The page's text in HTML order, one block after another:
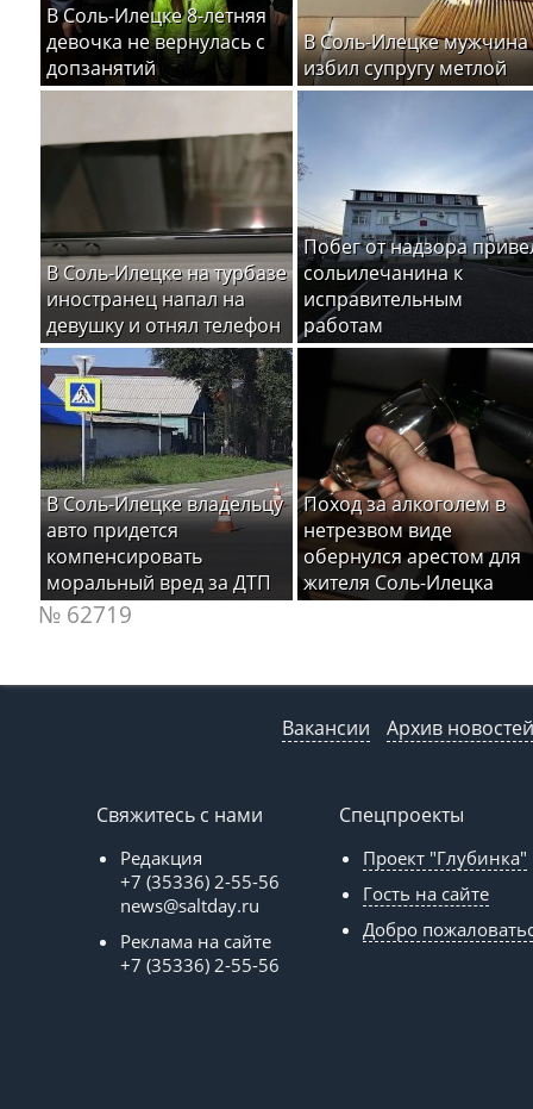
В Соль-Илецке 8-летняя
девочка не вернулась с
допзанятий
В Соль-Илецке мужчина
избил супругу метлой
В Соль-Илецке на турбазе
иностранец напал на
девушку и отнял телефон
Побег от надзора
сольилечанина к
исправительным
работам
В Соль-Илецке владельцу
авто придется
компенсировать
моральный вред за ДТП
Поход за алкоголем в
нетрезвом виде
обернулся арестом для
жителя Соль-Илецка
№ 62719
Вакансии Архив новостей
Свяжитесь с нами
Редакция
+7 (35336) 2-55-56
news@saltday.ru
Реклама на сайте
+7 (35336) 2-55-56
Спецпроекты
Проект "Глубинка"
Гость на сайте
Добро